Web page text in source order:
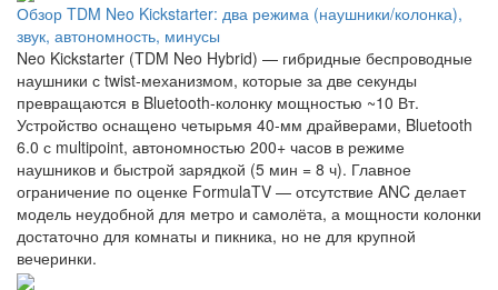
Обзор TDM Neo Kickstarter: два режима (наушники/колонка),
звук, автономность, минусы
Neo Kickstarter (TDM Neo Hybrid) — гибридные беспроводные
наушники с twist-механизмом, которые за две секунды
превращаются в Bluetooth-колонку мощностью ~10 Вт.
Устройство оснащено четырьмя 40-мм драйверами, Bluetooth
6.0 с multipoint, автономностью 200+ часов в режиме
наушников и быстрой зарядкой (5 мин = 8 ч). Главное
ограничение по оценке FormulaTV — отсутствие ANC делает
модель неудобной для метро и самолёта, а мощности колонки
достаточно для комнаты и пикника, но не для крупной
вечеринки.